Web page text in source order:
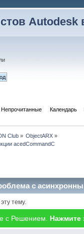
Autodesk
Непрочитанные Календарь
Club» ObjectARX»
acedCommandC
с
тему.
с Решением. Нажмите